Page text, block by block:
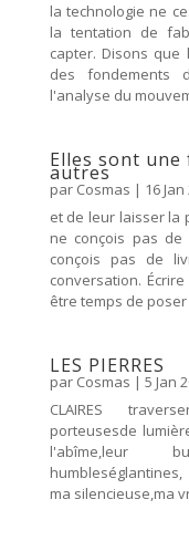
la technologie ne
la tentation de
capter. Disons
des fondements
l'analyse du
Elles sont une
autres
par Cosmas | 16
et de leur laisser la
ne conçois pas
conçois pas de
conversation.
être temps de
LES PIERRES
par Cosmas | 5 Jan
CLAIRES
porteusesde
l'abîme,leur
ma silencieuse,ma